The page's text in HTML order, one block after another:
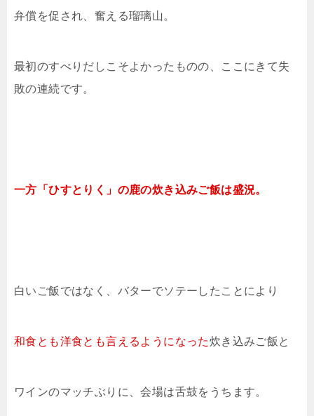
弁償を促され、奮える瑠璃山。
最初のすべりだしこそよかったものの、ここにきて失
敗の連続です。
一方「ひすとりく」の鹿の炊き込みご飯は盛況。
白いご飯ではなく、バターでソテーしたことにより
和食とも洋食とも言えるようになった炊き込みご飯と
ワインのマッチぶりに、会場は舌鼓をうちます。